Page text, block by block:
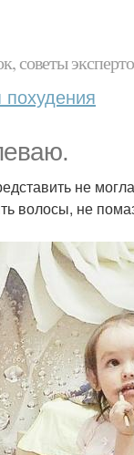
советы
не
волосы, не